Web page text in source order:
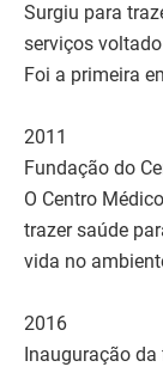
Surgiu para
serviços
Foi a primeira
2011
Fundação do
O Centro
trazer saúde
vida no
2016
Inauguração